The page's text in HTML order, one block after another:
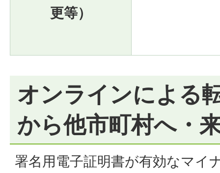
更等）
オンラインによる
から他市町村へ・
署名用電子証明書が有効なマイ